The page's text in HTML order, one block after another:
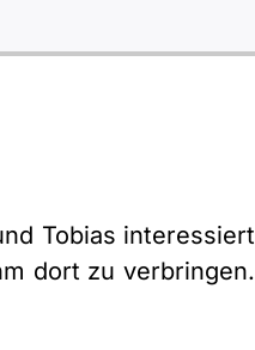
Tobias interessiert
dort zu verbringen.